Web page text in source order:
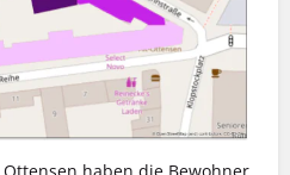
haben die Bewohner